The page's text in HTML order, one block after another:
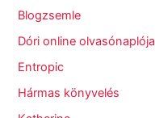
Blogzsemle
Dóri online olvasónaplója
Entropic
Hármas könyvelés